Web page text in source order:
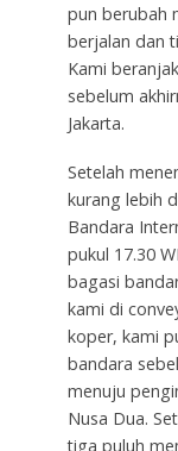
pun berubah
berjalan dan
Kami
sebelum
Jakarta.
Setelah
kurang lebih
Bandara
pukul 17.30
bagasi
kami di
koper, kami
bandara
menuju
Nusa Dua.
tiga puluh